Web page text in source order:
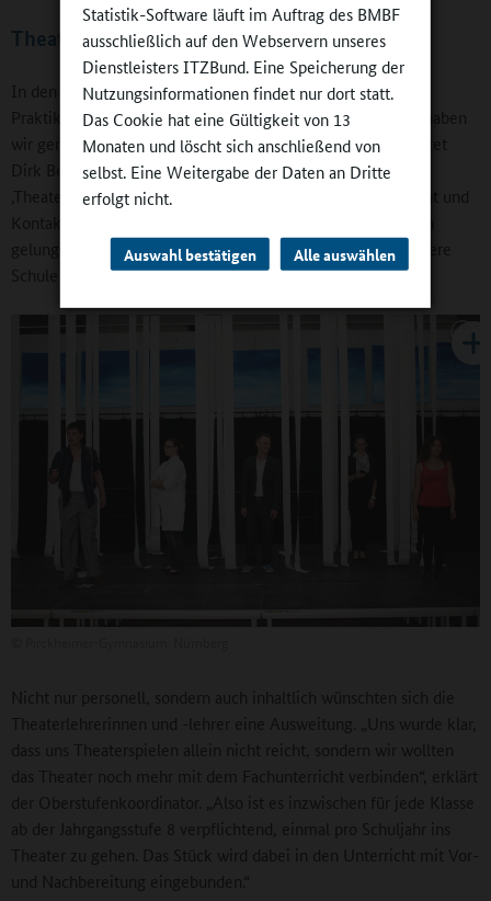
Statistik-Software läuft im Auftrag des BMBF
ausschließlich auf den Webservern unseres
Dienstleisters ITZBund. Eine Speicherung der
Nutzungsinformationen findet nur dort statt.
Das Cookie hat eine Gültigkeit von 13
Monaten und löscht sich anschließend von
selbst. Eine Weitergabe der Daten an Dritte
erfolgt nicht.
Auswahl bestätigen Alle auswählen
Theater und Fachunterricht
In den ersten Jahren behalf sich die Ganztagsschule mit
Praktikanten aus dem Erlanger Studiengang, aber „schnell haben
wir gemerkt, dass ein Theaterlehrer nicht ausreicht“, berichtet
Dirk Benker. „Ich bin auch Vorstandsmitglied des Verbands
‚Theater am Gymnasium in Bayern’, habe alle Kanäle bemüht und
Kontakte aufgenommen. Über Versetzungen ist es uns dann
gelungen, nach und nach mehrere Theaterlehrkräfte an unsere
Schule zu holen, so dass wir inzwischen zu viert sind.“
Nicht nur personell, sondern auch inhaltlich wünschten sich die
Theaterlehrerinnen und -lehrer eine Ausweitung. „Uns wurde klar,
dass uns Theaterspielen allein nicht reicht, sondern wir wollten
das Theater noch mehr mit dem Fachunterricht verbinden“, erklärt
der Oberstufenkoordinator. „Also ist es inzwischen für jede Klasse
ab der Jahrgangsstufe 8 verpflichtend, einmal pro Schuljahr ins
Theater zu gehen. Das Stück wird dabei in den Unterricht mit Vor-
und Nachbereitung eingebunden.“